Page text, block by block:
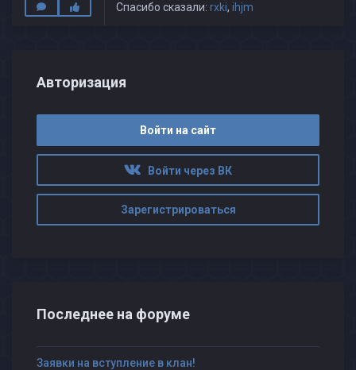
Спасибо сказали: rxki, ihjm
Авторизация
Войти на сайт
Войти через ВК
Зарегистрироваться
Последнее на форуме
Заявки на вступление в клан!